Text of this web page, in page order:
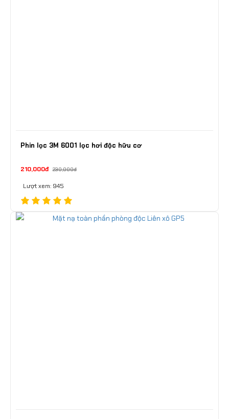
Phin lọc 3M 6001 lọc hơi độc hữu cơ
210,000đ 230,000đ
Lượt xem: 945